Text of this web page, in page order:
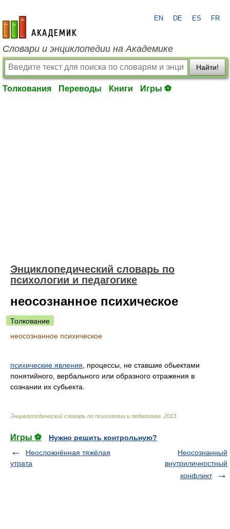
academic.ru
EN DE ES FR
Словари и энциклопедии на Академике
Найти!
Толкования Переводы Книги Игры ⚽
Энциклопедический словарь по
психологии и педагогике
неосознанное психическое
Толкование
неосознанное психическое
психические явления , процессы, не ставшие обьектами
понятийного, вербального или образного отражения в
сознании их субьекта.
Энциклопедический словарь по психологии и педагогике 2013
Игры ⚽
Нужно решить контрольную?
Неосложнённая тяжёлая
утрата
Неосознанный
внутриличностный
конфликт